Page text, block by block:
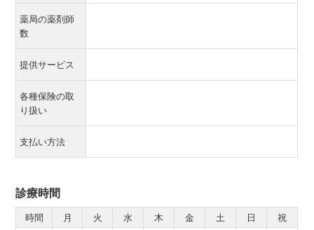
薬局の薬剤師
数
提供サービス
各種保険の取
り扱い
支払い方法
診療時間
時間 月 火 水 木 金 土 日
祝